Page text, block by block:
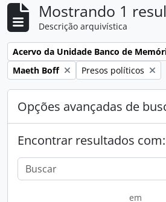
Mostrando 1
Descrição arquivística
Remover filtro:
Acervo da Unidade Banco de
Remover filtro:
Maeth Boff Remover filtro:
Presos políticos
Opções avançadas de
Encontrar resultados com:
em